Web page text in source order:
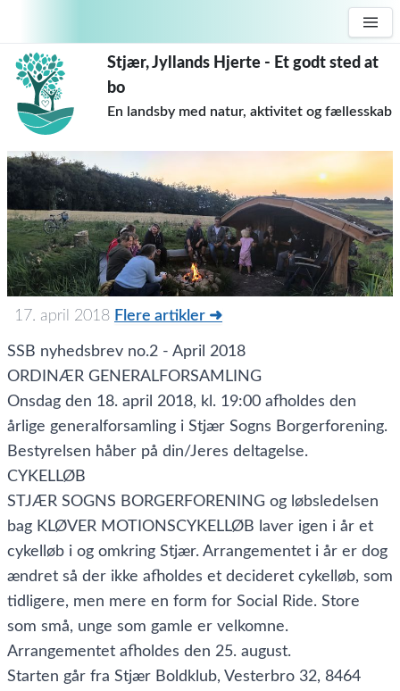
Stjær, Jyllands Hjerte - Et godt sted at
bo
En landsby med natur, aktivitet og fællesskab
17. april 2018 Flere artikler ➜
SSB nyhedsbrev no.2 - April 2018
ORDINÆR GENERALFORSAMLING
Onsdag den 18. april 2018, kl. 19:00 afholdes den
årlige generalforsamling i Stjær Sogns Borgerforening.
Bestyrelsen håber på din/Jeres deltagelse.
CYKELLØB
STJÆR SOGNS BORGERFORENING og løbsledelsen
bag KLØVER MOTIONSCYKELLØB laver igen i år et
cykelløb i og omkring Stjær. Arrangementet i år er dog
ændret så der ikke afholdes et decideret cykelløb, som
tidligere, men mere en form for Social Ride. Store
som små, unge som gamle er velkomne.
Arrangementet afholdes den 25. august.
Starten går fra Stjær Boldklub, Vesterbro 32, 8464